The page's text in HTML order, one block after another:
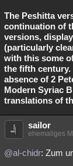
The Peshitta
continuation of
versions,
(particularly
with this some
the fifth century.
absence of 2
Modern Syriac
translations of
sailor
ehemaliges
@al-chidr: Zum